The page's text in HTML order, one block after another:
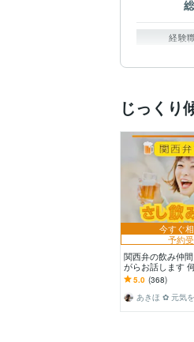
経験
じっくり
今すぐ
予約
関西弁の飲み仲
がらお話します
い✨酔った時のい
お話しましょう
5.0 (368)